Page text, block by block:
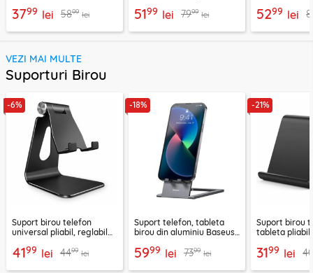
3799 lei 5899 lei 5199 lei 7999 lei 5299 lei
VEZI MAI MULTE
Suporturi Birou
-6%
Suport birou telefon
universal pliabil, reglabil
negru
4199 lei 4499 lei
-18%
Suport telefon, tableta
birou din aluminiu Baseus,
5999 lei 7399 lei
-21%
Suport birou
tableta pliabil
3199 lei